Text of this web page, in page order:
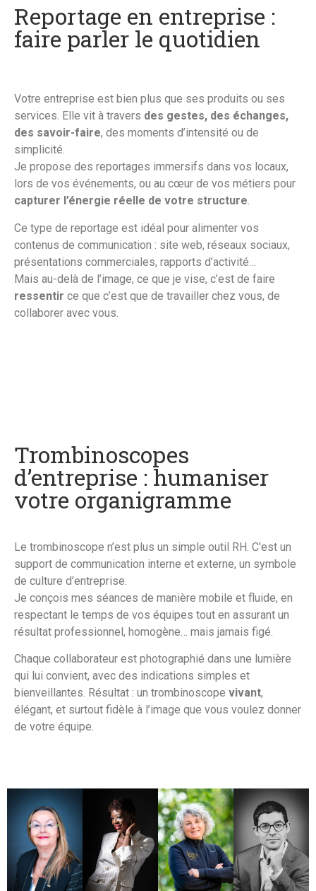
Reportage en entreprise :
faire parler le quotidien
Votre entreprise est bien plus que ses produits ou ses
services. Elle vit à travers des gestes, des échanges,
des savoir-faire, des moments d’intensité ou de
simplicité.
Je propose des reportages immersifs dans vos locaux,
lors de vos événements, ou au cœur de vos métiers pour
capturer l’énergie réelle de votre structure.
Ce type de reportage est idéal pour alimenter vos
contenus de communication : site web, réseaux sociaux,
présentations commerciales, rapports d’activité…
Mais au-delà de l’image, ce que je vise, c’est de faire
ressentir ce que c’est que de travailler chez vous, de
collaborer avec vous.
Trombinoscopes
d’entreprise : humaniser
votre organigramme
Le trombinoscope n’est plus un simple outil RH. C’est un
support de communication interne et externe, un symbole
de culture d’entreprise.
Je conçois mes séances de manière mobile et fluide, en
respectant le temps de vos équipes tout en assurant un
résultat professionnel, homogène… mais jamais figé.
Chaque collaborateur est photographié dans une lumière
qui lui convient, avec des indications simples et
bienveillantes. Résultat : un trombinoscope vivant,
élégant, et surtout fidèle à l’image que vous voulez donner
de votre équipe.